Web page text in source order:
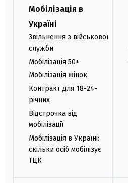
Мобілізація в
Україні
Звільнення з військової
служби
Мобілізація 50+
Мобілізація жінок
Контракт для 18-24-
річних
Відстрочка від
мобілізації
Мобілізація в Україні:
скільки осіб мобілізує
ТЦК